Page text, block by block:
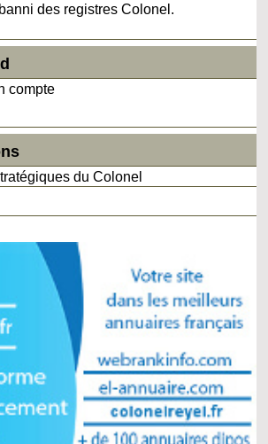
des registres Colonel.
compte
du Colonel